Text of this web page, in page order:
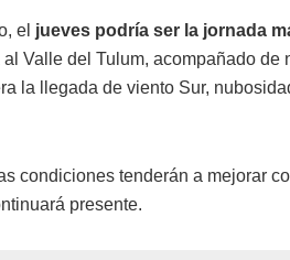
el jueves podría ser la jornada
Valle del Tulum, acompañado
la llegada de viento Sur,
condiciones tenderán a mejorar
presente.